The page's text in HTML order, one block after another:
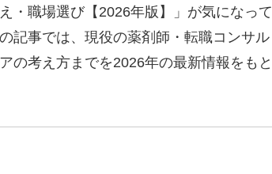
・職場選び【2026年版】」が気になって
記事では、現役の薬剤師・転職コンサル
の考え方までを2026年の最新情報をもと